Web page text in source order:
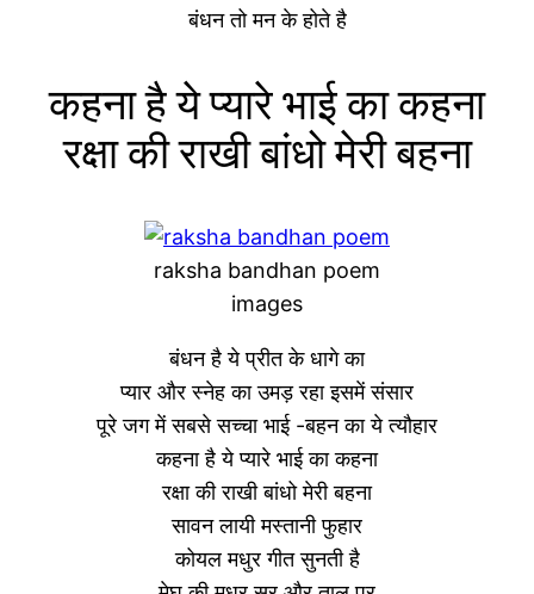
बंधन तो मन के होते है
कहना है ये प्यारे भाई का कहना
रक्षा की राखी बांधो मेरी बहना
raksha bandhan poem
images
बंधन है ये प्रीत के धागे का
प्यार और स्नेह का उमड़ रहा इसमें संसार
पूरे जग में सबसे सच्चा भाई -बहन का ये त्यौहार
कहना है ये प्यारे भाई का कहना
रक्षा की राखी बांधो मेरी बहना
सावन लायी मस्तानी फुहार
कोयल मधुर गीत सुनती है